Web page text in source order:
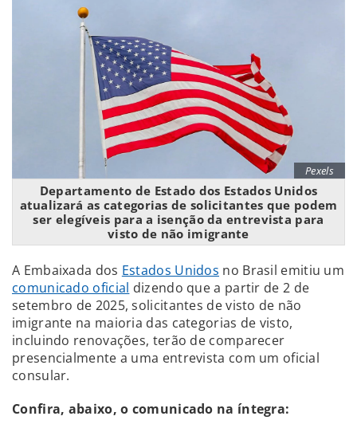
Pexels
Departamento de Estado dos Estados Unidos
atualizará as categorias de solicitantes que podem
ser elegíveis para a isenção da entrevista para
visto de não imigrante
A Embaixada dos Estados Unidos no Brasil emitiu um
comunicado oficial dizendo que a partir de 2 de
setembro de 2025, solicitantes de visto de não
imigrante na maioria das categorias de visto,
incluindo renovações, terão de comparecer
presencialmente a uma entrevista com um oficial
consular.
Confira, abaixo, o comunicado na íntegra: